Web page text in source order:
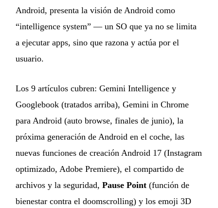
Android, presenta la visión de Android como
“intelligence system” — un SO que ya no se limita
a ejecutar apps, sino que razona y actúa por el
usuario.
Los 9 artículos cubren: Gemini Intelligence y
Googlebook (tratados arriba), Gemini in Chrome
para Android (auto browse, finales de junio), la
próxima generación de Android en el coche, las
nuevas funciones de creación Android 17 (Instagram
optimizado, Adobe Premiere), el compartido de
archivos y la seguridad, Pause Point (función de
bienestar contra el doomscrolling) y los emoji 3D